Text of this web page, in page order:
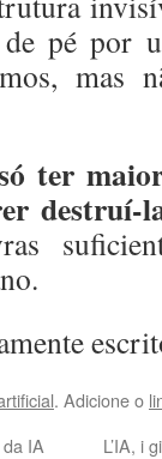
de pé por
mas
ter
destruí-
. Adicione o
IA L’IA, i